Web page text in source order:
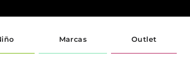
Marcas Outlet